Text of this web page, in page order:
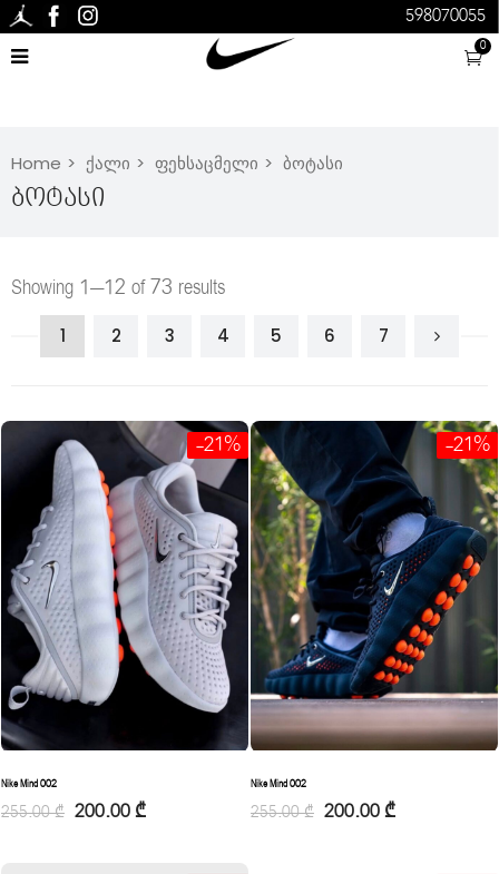
0
598070055
Home ქალი ფეხსაცმელი ბოტასი
Ბოტასი
Showing 1–12 of 73 results
1 2 3 4 5 6 7
-21%
Nike Mind 002
255.00₾ 200.00 ₾
-21%
Nike Mind 002
255.00₾ 200.00 ₾